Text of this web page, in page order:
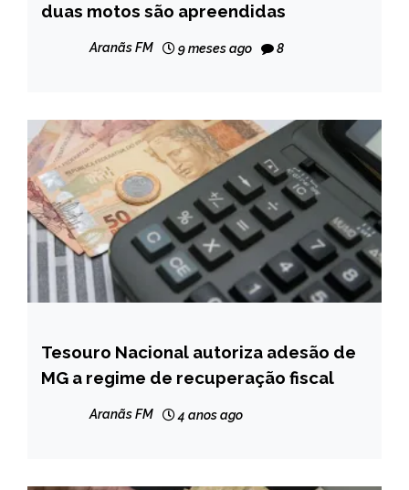
NOTÍCIAS
duas motos são apreendidas
Aranãs FM 9 meses ago 8
MINAS
GERAIS
NOTÍCIAS
Tesouro Nacional autoriza adesão de
MG a regime de recuperação fiscal
Aranãs FM 4 anos ago